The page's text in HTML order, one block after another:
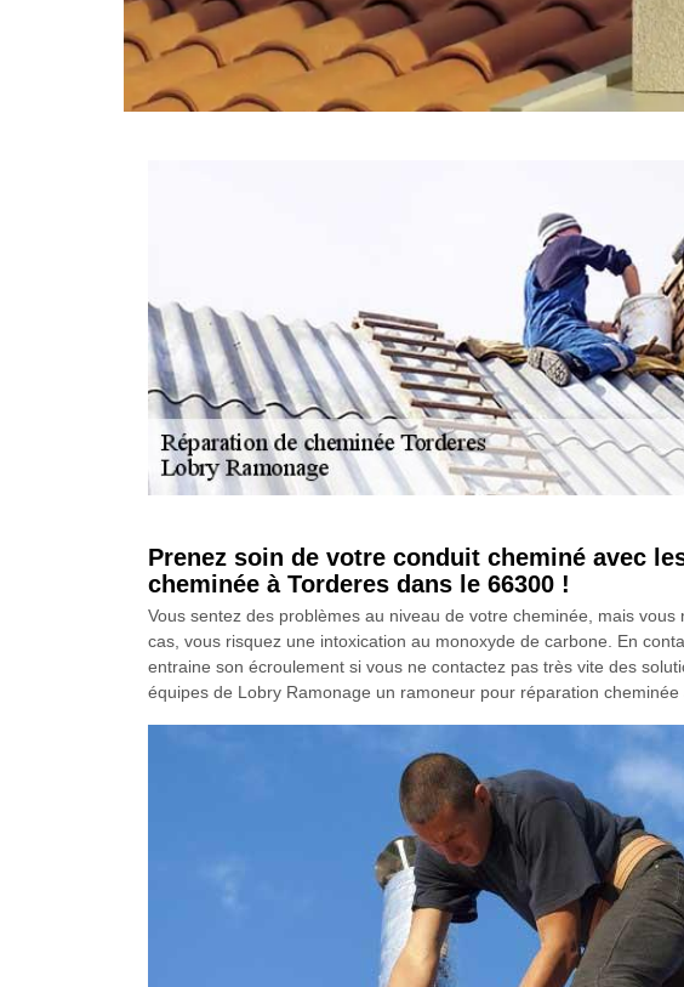
Prenez soin de votre conduit cheminé avec
cheminée à Torderes dans le 66300 !
Vous sentez des problèmes au niveau de votre cheminée, mais
cas, vous risquez une intoxication au monoxyde de carbone. En
entraine son écroulement si vous ne contactez pas très vite des
équipes de Lobry Ramonage un ramoneur pour réparation